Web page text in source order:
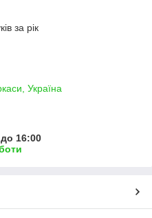
за рік
Україна
16:00